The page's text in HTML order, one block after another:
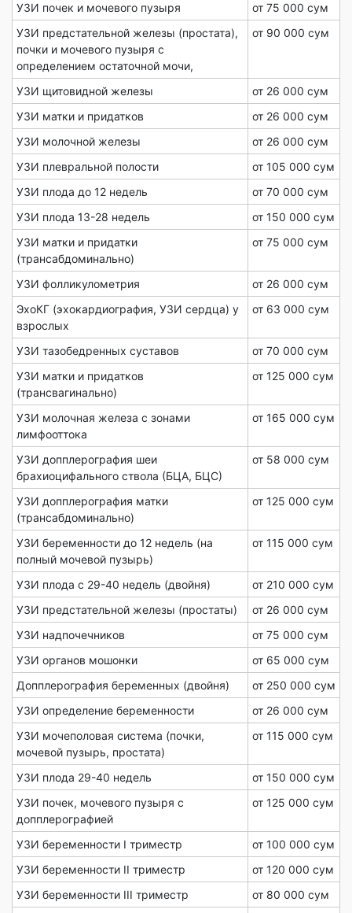
УЗИ почек и мочевого пузыря
от 75 000 сум
УЗИ предстательной железы (простата),
почки и мочевого пузыря с
определением остаточной мочи,
от 90 000 сум
УЗИ щитовидной железы
от 26 000 сум
УЗИ матки и придатков
от 26 000 сум
УЗИ молочной железы
от 26 000 сум
УЗИ плевральной полости
от 105 000 сум
УЗИ плода до 12 недель
от 70 000 сум
УЗИ плода 13-28 недель
от 150 000 сум
УЗИ матки и придатки
(трансабдоминально)
от 75 000 сум
УЗИ фолликулометрия
от 26 000 сум
ЭхоКГ (эхокардиография, УЗИ сердца) у
взрослых
от 63 000 сум
УЗИ тазобедренных суставов
от 70 000 сум
УЗИ матки и придатков
(трансвагинально)
от 125 000 сум
УЗИ молочная железа с зонами
лимфооттока
от 165 000 сум
УЗИ допплерография шеи
брахиоцифального ствола (БЦА, БЦС)
от 58 000 сум
УЗИ допплерография матки
(трансабдоминально)
от 125 000 сум
УЗИ беременности до 12 недель (на
полный мочевой пузырь)
от 115 000 сум
УЗИ плода с 29-40 недель (двойня)
от 210 000 сум
УЗИ предстательной железы (простаты)
от 26 000 сум
УЗИ надпочечников
от 75 000 сум
УЗИ органов мошонки
от 65 000 сум
Допплерография беременных (двойня)
от 250 000 сум
УЗИ определение беременности
от 26 000 сум
УЗИ мочеполовая система (почки,
мочевой пузырь, простата)
от 115 000 сум
УЗИ плода 29-40 недель
от 150 000 сум
УЗИ почек, мочевого пузыря с
допплерографией
от 125 000 сум
УЗИ беременности I триместр
от 100 000 сум
УЗИ беременности II триместр
от 120 000 сум
УЗИ беременности III триместр
от 80 000 сум